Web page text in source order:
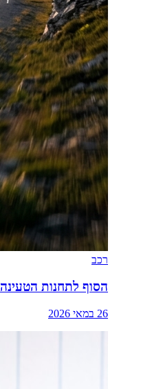
רכב
הסוף לתחנות הטעינה?
26 במאי 2026